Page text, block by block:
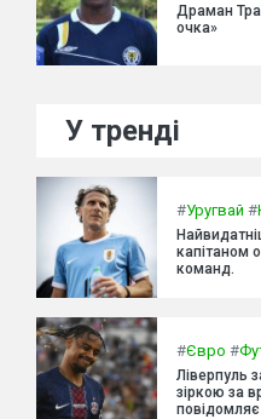
Драман
очка»
У тренді
#Уругвай #
капітаном
команд.
#Євро #
Ліверпуль
зіркою за